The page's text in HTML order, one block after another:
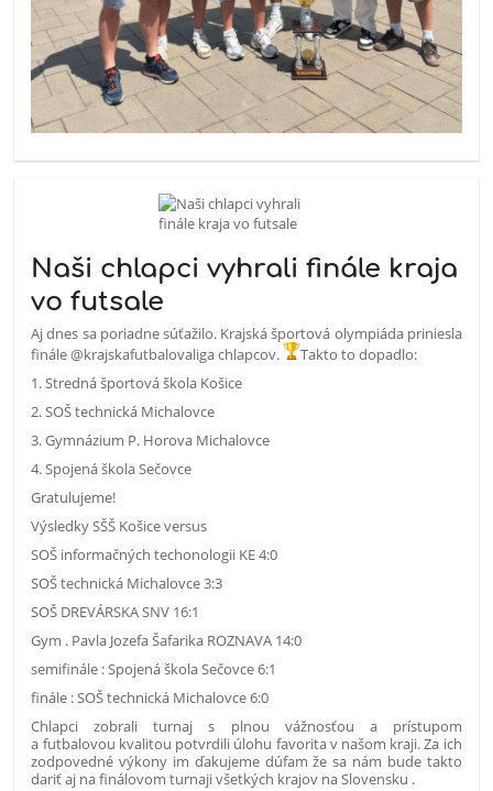
Naši chlapci vyhrali finále kraja
vo futsale
Aj dnes sa poriadne súťažilo. Krajská športová olympiáda priniesla
finále @krajskafutbalovaliga chlapcov.
Takto to dopadlo:
1. Stredná športová škola Košice
2. SOŠ technická Michalovce
3. Gymnázium P. Horova Michalovce
4. Spojená škola Sečovce
Gratulujeme!
Výsledky SŠŠ Košice versus
SOŠ informačných techonologii KE 4:0
SOŠ technická Michalovce 3:3
SOŠ DREVÁRSKA SNV 16:1
Gym . Pavla Jozefa Šafarika ROZNAVA 14:0
semifinále : Spojená škola Sečovce 6:1
finále : SOŠ technická Michalovce 6:0
Chlapci zobrali turnaj s plnou vážnosťou a prístupom
a futbalovou kvalitou potvrdili úlohu favorita v našom kraji. Za ich
zodpovedné výkony im ďakujeme dúfam že sa nám bude takto
dariťaj na finálovom turnaji všetkých krajov na Slovensku .